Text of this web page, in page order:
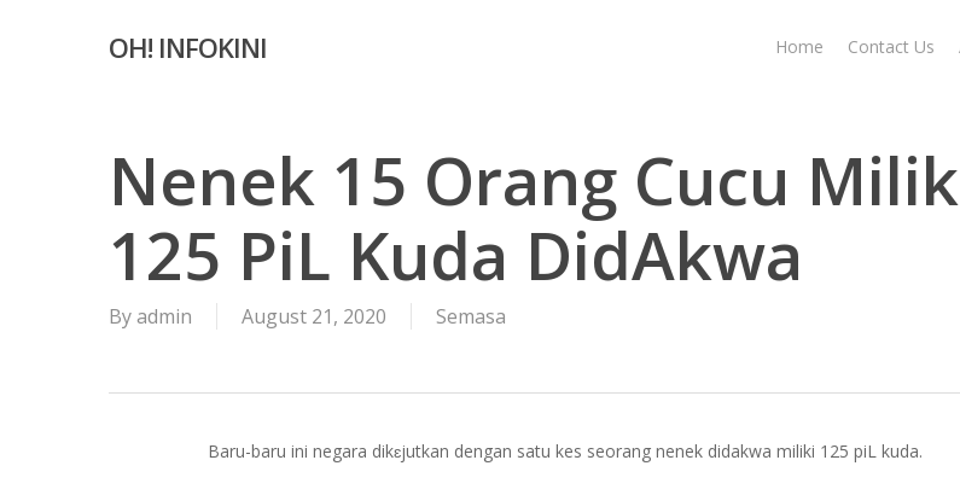
OH! INFOKINI Home Contact Us
Nenek 15 Orang Cucu
125 PiL Kuda DidAkwa
Byadmin August 21, 2020 Semasa
Baru-baru ini negara dikɛjutkan dengan satu kes seorang nenek didakwa miliki 125 piL kuda.